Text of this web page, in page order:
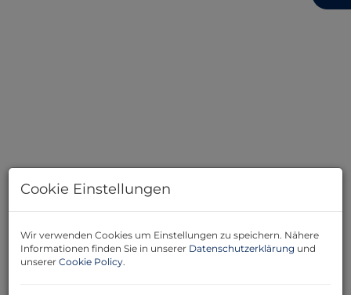
BILD1084
Cookie Einstellungen
Wir verwenden Cookies um Einstellungen zu speichern. Nähere
Informationen finden Sie in unserer Datenschutzerklärung und
unserer Cookie Policy.